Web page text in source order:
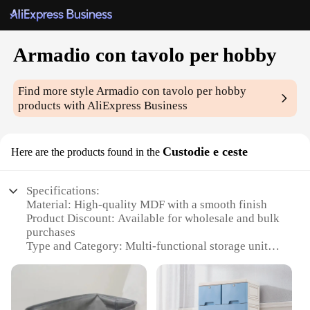
Armadio con tavolo per hobby
Find more styleArmadio con tavolo per hobby
products with AliExpress Business
Here are the products found in the Custodie e ceste
Specifications:
Material: High-quality MDF with a smooth finish
Product Discount: Available for wholesale and bulk
purchases
Type and Category: Multi-functional storage unit
Design and Style: Modern and sleek with a
Usage and Purpose: Ideal for hobbyists and craft